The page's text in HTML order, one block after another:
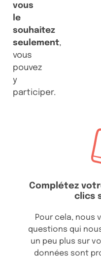
vous
le
souhaitez
seulement,
vous
pouvez
y
participer.
Complétez
clics
Pour cela, nous
questions qui
un peu plus sur
données sont